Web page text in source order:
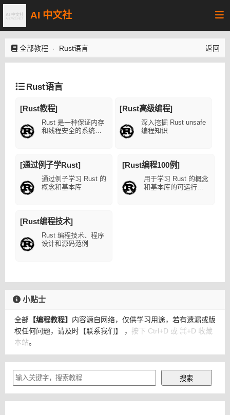
AI 中文社
全部教程 · Rust语言 返回
Rust语言
[Rust教程]
Rust 是一种保证内存
和线程安全的系统级
[Rust高级编程]
深入挖掘 Rust unsafe
编程知识
[通过例子学Rust]
通过例子学习 Rust 的
概念和基本库
[Rust编程100例]
用于学习 Rust 的概念
和基本库的可运行的
[Rust编程技术]
Rust 编程技术、程序
设计和源码范例
小贴士
全部 【编程教程】 内容源自网络，仅供学习用途，若有遗漏或版
权任何问题，请及时 【联系我们】 ， 按下 Ctrl+D 或 ⌘+D 收藏
本站。